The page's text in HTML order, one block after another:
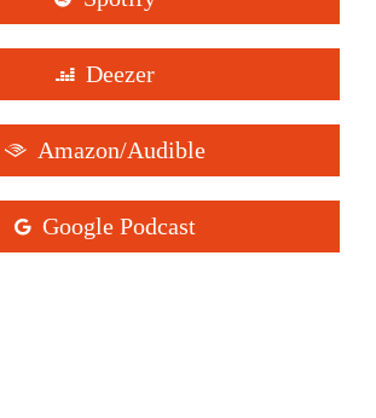
Deezer
Amazon/Audible
Google Podcast